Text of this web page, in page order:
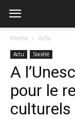
Home Actu
Actu Société
A
pour le
culturels